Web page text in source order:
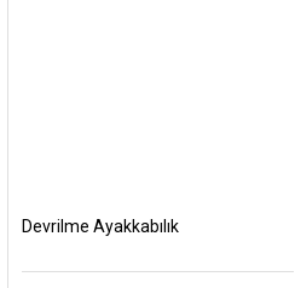
Devrilme Ayakkabılık